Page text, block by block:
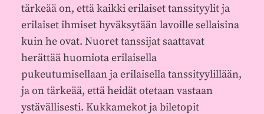
tärkeää on, että kaikki erilaiset tanssityylit ja
erilaiset ihmiset hyväksytään lavoille sellaisina
kuin he ovat. Nuoret tanssijat saattavat
herättää huomiota erilaisella
pukeutumisellaan ja erilaisella tanssityylillään,
ja on tärkeää, että heidät otetaan vastaan
ystävällisesti. Kukkamekot ja biletopit